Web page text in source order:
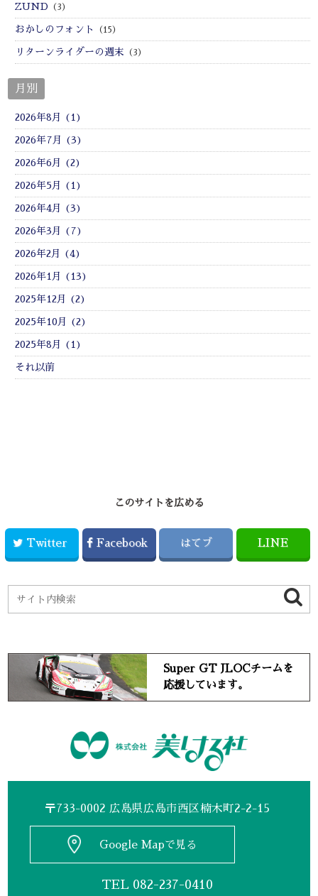
ZUND （3）
おかしのフォント （15）
リターンライダーの週末 （3）
月別
2026年8月 (1)
2026年7月 (3)
2026年6月 (2)
2026年5月 (1)
2026年4月 (3)
2026年3月 (7)
2026年2月 (4)
2026年1月 (13)
2025年12月 (2)
2025年10月 (2)
2025年8月 (1)
それ以前
このサイトを広める
Twitter Facebook はてブ LINE
Super GT JLOCチームを
応援しています。
〒733-0002 広島県広島市西区楠木町2-2-15
Google Mapで見る
TEL 082-237-0410